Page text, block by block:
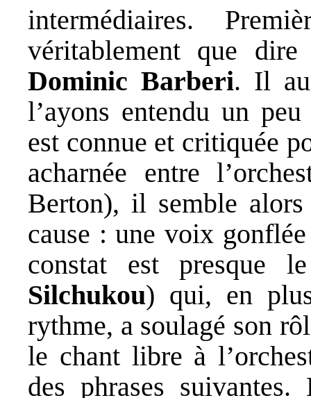
intermédiaires.
véritablement que
Dominic Barberi. Il
l’ayons entendu un
est connue et critiquée
acharnée entre
Berton), il semble
cause : une voix
constat est presque
Silchukou) qui, en
rythme, a soulagé son
le chant libre à
des phrases